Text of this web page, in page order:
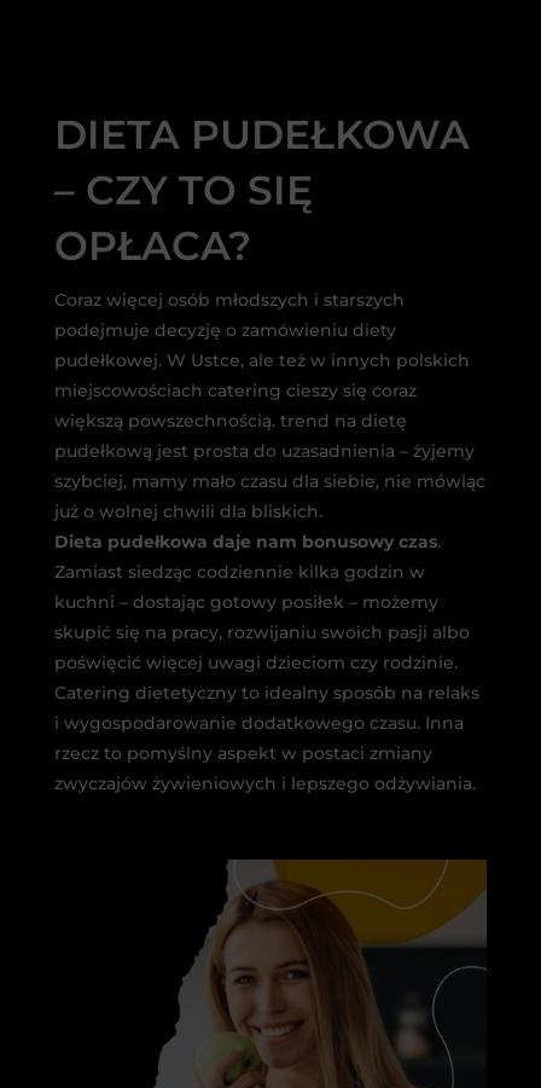
DIETA PUDEŁKOWA
– CZY TO SIĘ
OPŁACA?
Coraz więcej osób młodszych i starszych
podejmuje decyzję o zamówieniu diety
pudełkowej. W Ustce, ale też w innych polskich
miejscowościach catering cieszy się coraz
większą powszechnością. trend na dietę
pudełkową jest prosta do uzasadnienia – żyjemy
szybciej, mamy mało czasu dla siebie, nie mówiąc
już o wolnej chwili dla bliskich.
Dieta pudełkowa daje nam bonusowy czas.
Zamiast siedząc codziennie kilka godzin w
kuchni – dostając gotowy posiłek – możemy
skupić się na pracy, rozwijaniu swoich pasji albo
poświęcić więcej uwagi dzieciom czy rodzinie.
Catering dietetyczny to idealny sposób na relaks
i wygospodarowanie dodatkowego czasu. Inna
rzecz to pomyślny aspekt w postaci zmiany
zwyczajów żywieniowych i lepszego odżywiania.